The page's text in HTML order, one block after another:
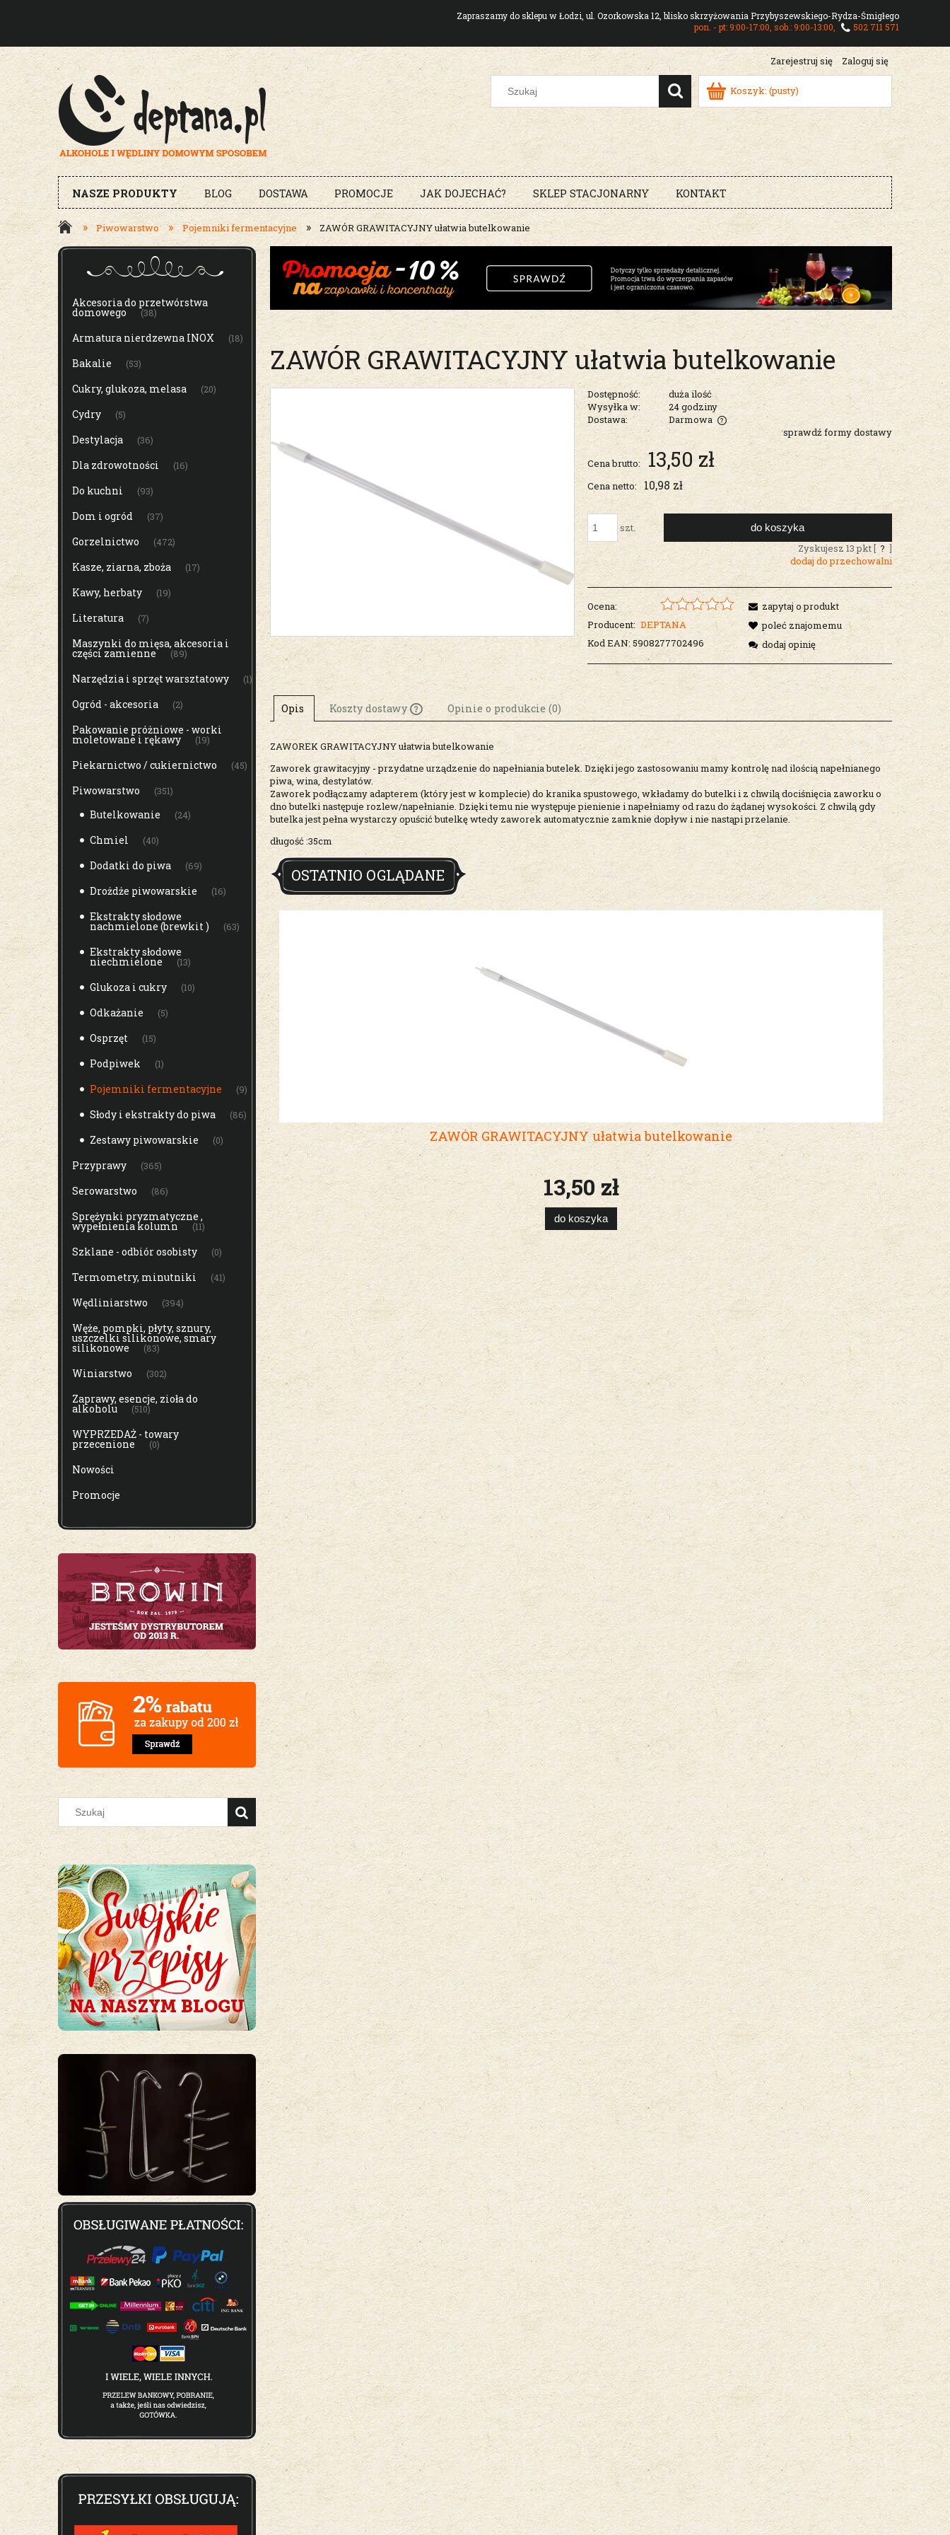
Zapraszamy do sklepu w Łodzi, ul. Ozorkowska 12, blisko skrzyżowania Przybyszewskiego-Rydza-Śmigłego
pon. - pt: 9:00-17:00, sob.: 9:00-13:00,
502 711 571
Zarejestruj się Zaloguj się
Koszyk: (pusty)
NASZE PRODUKTY BLOG DOSTAWA PROMOCJE JAK DOJECHAĆ? SKLEP STACJONARNY KONTAKT
» Piwowarstwo » Pojemniki fermentacyjne » ZAWÓR GRAWITACYJNY ułatwia butelkowanie
MENU
Akcesoria do przetwórstwa
domowego (38)
Armatura nierdzewna INOX (18)
Bakalie (53)
Cukry, glukoza, melasa (20)
Cydry (5)
Destylacja (36)
Dla zdrowotności (16)
Do kuchni (93)
Dom i ogród (37)
Gorzelnictwo (472)
Kasze, ziarna, zboża (17)
Kawy, herbaty (19)
Literatura (7)
Maszynki do mięsa, akcesoria i
części zamienne (89)
Narzędzia i sprzęt warsztatowy (1)
Ogród - akcesoria (2)
Pakowanie próżniowe - worki
moletowane i rękawy (19)
Piekarnictwo / cukiernictwo (45)
Piwowarstwo (351)
Butelkowanie (24)
Chmiel (40)
Dodatki do piwa (69)
Drożdże piwowarskie (16)
Ekstrakty słodowe
nachmielone (brewkit ) (63)
Ekstrakty słodowe
niechmielone (13)
Glukoza i cukry (10)
Odkażanie (5)
Osprzęt (15)
Podpiwek (1)
Pojemniki fermentacyjne (9)
Słody i ekstrakty do piwa (86)
Zestawy piwowarskie (0)
Przyprawy (365)
Serowarstwo (86)
Sprężynki pryzmatyczne ,
wypełnienia kolumn (11)
Szklane - odbiór osobisty (0)
Termometry, minutniki (41)
Wędliniarstwo (394)
Węże, pompki, płyty, sznury,
uszczelki silikonowe, smary
silikonowe (83)
Winiarstwo (302)
Zaprawy, esencje, zioła do
alkoholu (510)
WYPRZEDAŻ - towary
przecenione (0)
Nowości
Promocje
ZAWÓR GRAWITACYJNY ułatwia butelkowanie
Dostępność:
duża ilość
Wysyłka w:
24 godziny
Dostawa:
Darmowa
Cena nie zawiera ewentualnych
kosztów płatności
sprawdź formy dostawy
Cena brutto: 13,50 zł
Cena netto: 10,98 zł
szt. do koszyka
Zyskujesz 13pkt [ ? ]
dodaj do przechowalni
Ocena:
Producent: DEPTANA
Kod EAN: 5908277702496
zapytaj o produkt
poleć znajomemu
dodaj opinię
Opis Koszty dostawy
Cena nie zawiera
ewentualnych kosztów
płatności
Opinie o produkcie (0)
ZAWOREK GRAWITACYJNY ułatwia butelkowanie
Zaworek grawitacyjny - przydatne urządzenie do napełniania butelek. Dzięki jego zastosowaniu mamy kontrolę nad ilością napełnianego
piwa, wina, destylatów.
Zaworek podłączamy adapterem (który jest w komplecie) do kranika spustowego, wkładamy do butelki i z chwilą dociśnięcia zaworku o
dno butelki następuje rozlew/napełnianie. Dzięki temu nie występuje pienienie i napełniamy od razu do żądanej wysokości. Z chwilą gdy
butelka jest pełna wystarczy opuścić butelkę wtedy zaworek automatycznie zamknie dopływ i nie nastąpi przelanie.
długość :35cm
OSTATNIO OGLĄDANE
ZAWÓR GRAWITACYJNY ułatwia butelkowanie
13,50 zł
do koszyka